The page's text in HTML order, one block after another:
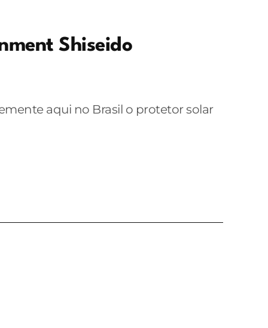
Shiseido
aqui no Brasil o protetor solar